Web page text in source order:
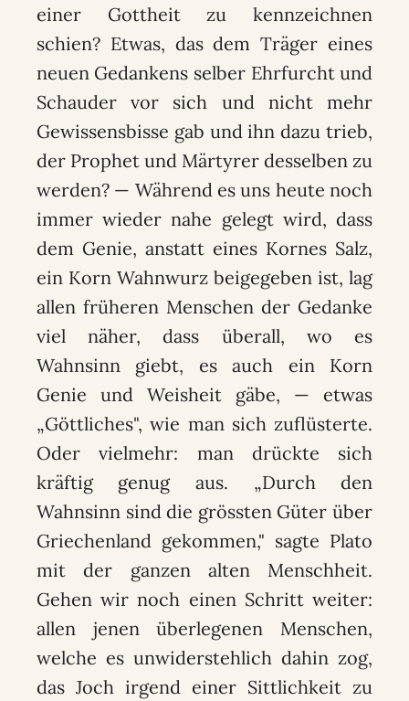
einer Gottheit zu kennzeichnen
schien? Etwas, das dem Träger eines
neuen Gedankens selber Ehrfurcht und
Schauder vor sich und nicht mehr
Gewissensbisse gab und ihn dazu trieb,
der Prophet und Märtyrer desselben zu
werden? — Während es uns heute noch
immer wieder nahe gelegt wird, dass
dem Genie, anstatt eines Kornes Salz,
ein Korn Wahnwurz beigegeben ist, lag
allen früheren Menschen der Gedanke
viel näher, dass überall, wo es
Wahnsinn giebt, es auch ein Korn
Genie und Weisheit gäbe, — etwas
„Göttliches", wie man sich zuflüsterte.
Oder vielmehr: man drückte sich
kräftig genug aus. „Durch den
Wahnsinn sind die grössten Güter über
Griechenland gekommen," sagte Plato
mit der ganzen alten Menschheit.
Gehen wir noch einen Schritt weiter:
allen jenen überlegenen Menschen,
welche es unwiderstehlich dahin zog,
das Joch irgend einer Sittlichkeit zu